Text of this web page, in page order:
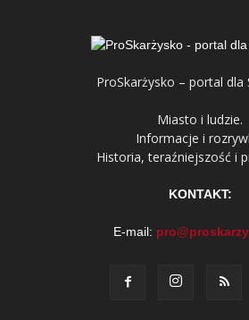
ProSkarżysko – portal dla
Miasto i ludzie.
Informacje i
Historia, teraźniejszość i
KONTAKT:
E-mail: